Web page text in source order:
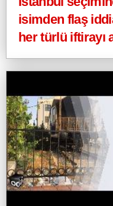
isimden flaş
her türlü iftirayı